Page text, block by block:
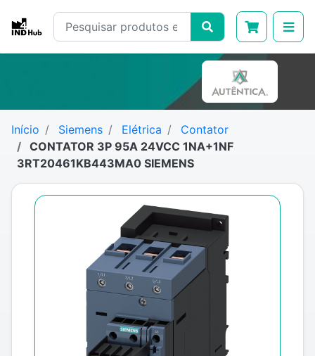
Início Siemens Elétrica
Contator
CONTATOR 3P 95A 24VCC 1NA+1NF
3RT20461KB443MA0 SIEMENS